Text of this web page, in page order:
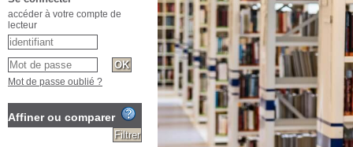
accéder à votre compte de
lecteur
Mot de passe oublié ?
Affiner ou comparer